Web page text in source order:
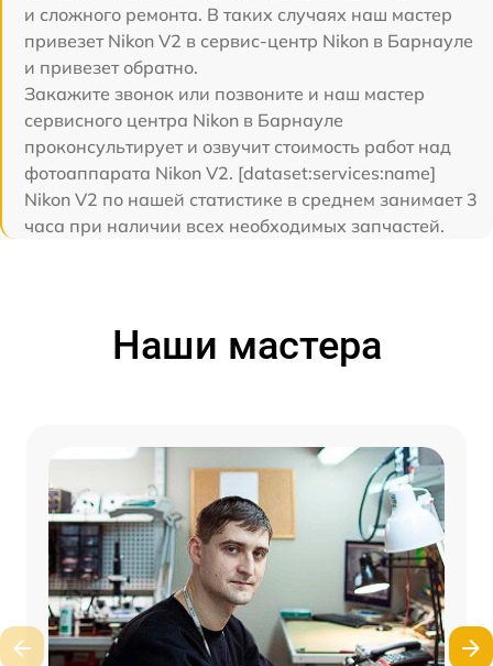
и сложного ремонта. В таких случаях наш мастер
привезет Nikon V2 в сервис-центр Nikon в Барнауле
и привезет обратно.
Закажите звонок или позвоните и наш мастер
сервисного центра Nikon в Барнауле
проконсультирует и озвучит стоимость работ над
фотоаппарата Nikon V2. [dataset:services:name]
Nikon V2 по нашей статистике в среднем занимает 3
часа при наличии всех необходимых запчастей.
Наши мастера